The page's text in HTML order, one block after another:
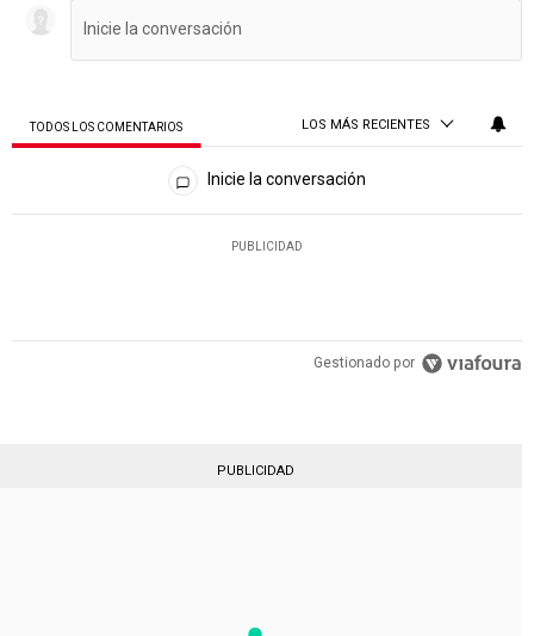
TODOS LOS COMENTARIOS LOS MÁS RECIENTES
Todos los comentarios
Inicie la conversación
PUBLICIDAD
Gestionado por
PUBLICIDAD